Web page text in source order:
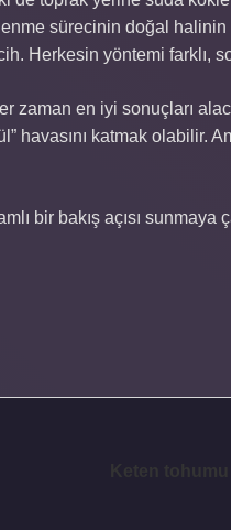
sürecinin doğal
Herkesin yöntemi farklı,
en iyi sonuçları
havasını katmak olabilir.
bir bakış açısı sunmaya